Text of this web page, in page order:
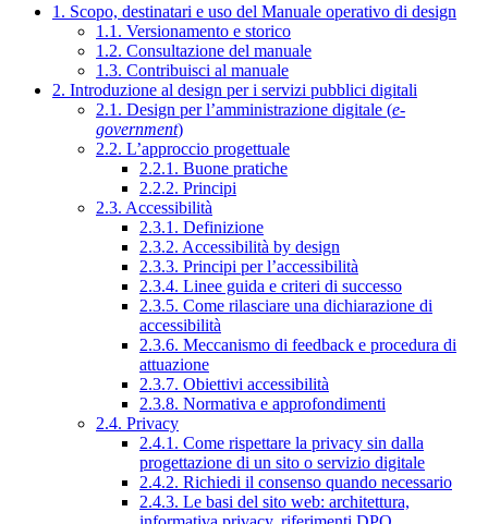
1. Scopo, destinatari e uso del Manuale operativo di design
1.1. Versionamento e storico
1.2. Consultazione del manuale
1.3. Contribuisci al manuale
2. Introduzione al design per i servizi pubblici digitali
2.1. Design per l’amministrazione digitale (e-
government)
2.2. L’approccio progettuale
2.2.1. Buone pratiche
2.2.2. Principi
2.3. Accessibilità
2.3.1. Definizione
2.3.2. Accessibilità by design
2.3.3. Principi per l’accessibilità
2.3.4. Linee guida e criteri di successo
2.3.5. Come rilasciare una dichiarazione di
accessibilità
2.3.6. Meccanismo di feedback e procedura di
attuazione
2.3.7. Obiettivi accessibilità
2.3.8. Normativa e approfondimenti
2.4. Privacy
2.4.1. Come rispettare la privacy sin dalla
progettazione di un sito o servizio digitale
2.4.2. Richiedi il consenso quando necessario
2.4.3. Le basi del sito web: architettura,